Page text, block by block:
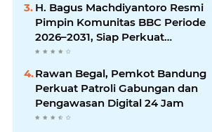
H. Bagus Machdiyantoro Resmi
Pimpin Komunitas BBC Periode
2026–2031, Siap Perkuat
Solidaritas dan Hadirkan
Program Nyata untuk
Masyarakat
Rawan Begal, Pemkot Bandung
Perkuat Patroli Gabungan dan
Pengawasan Digital 24 Jam